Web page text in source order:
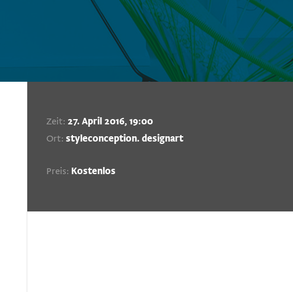
Zeit: 27. April 2016, 19:00
Ort: styleconception. designart
Preis: Kostenlos